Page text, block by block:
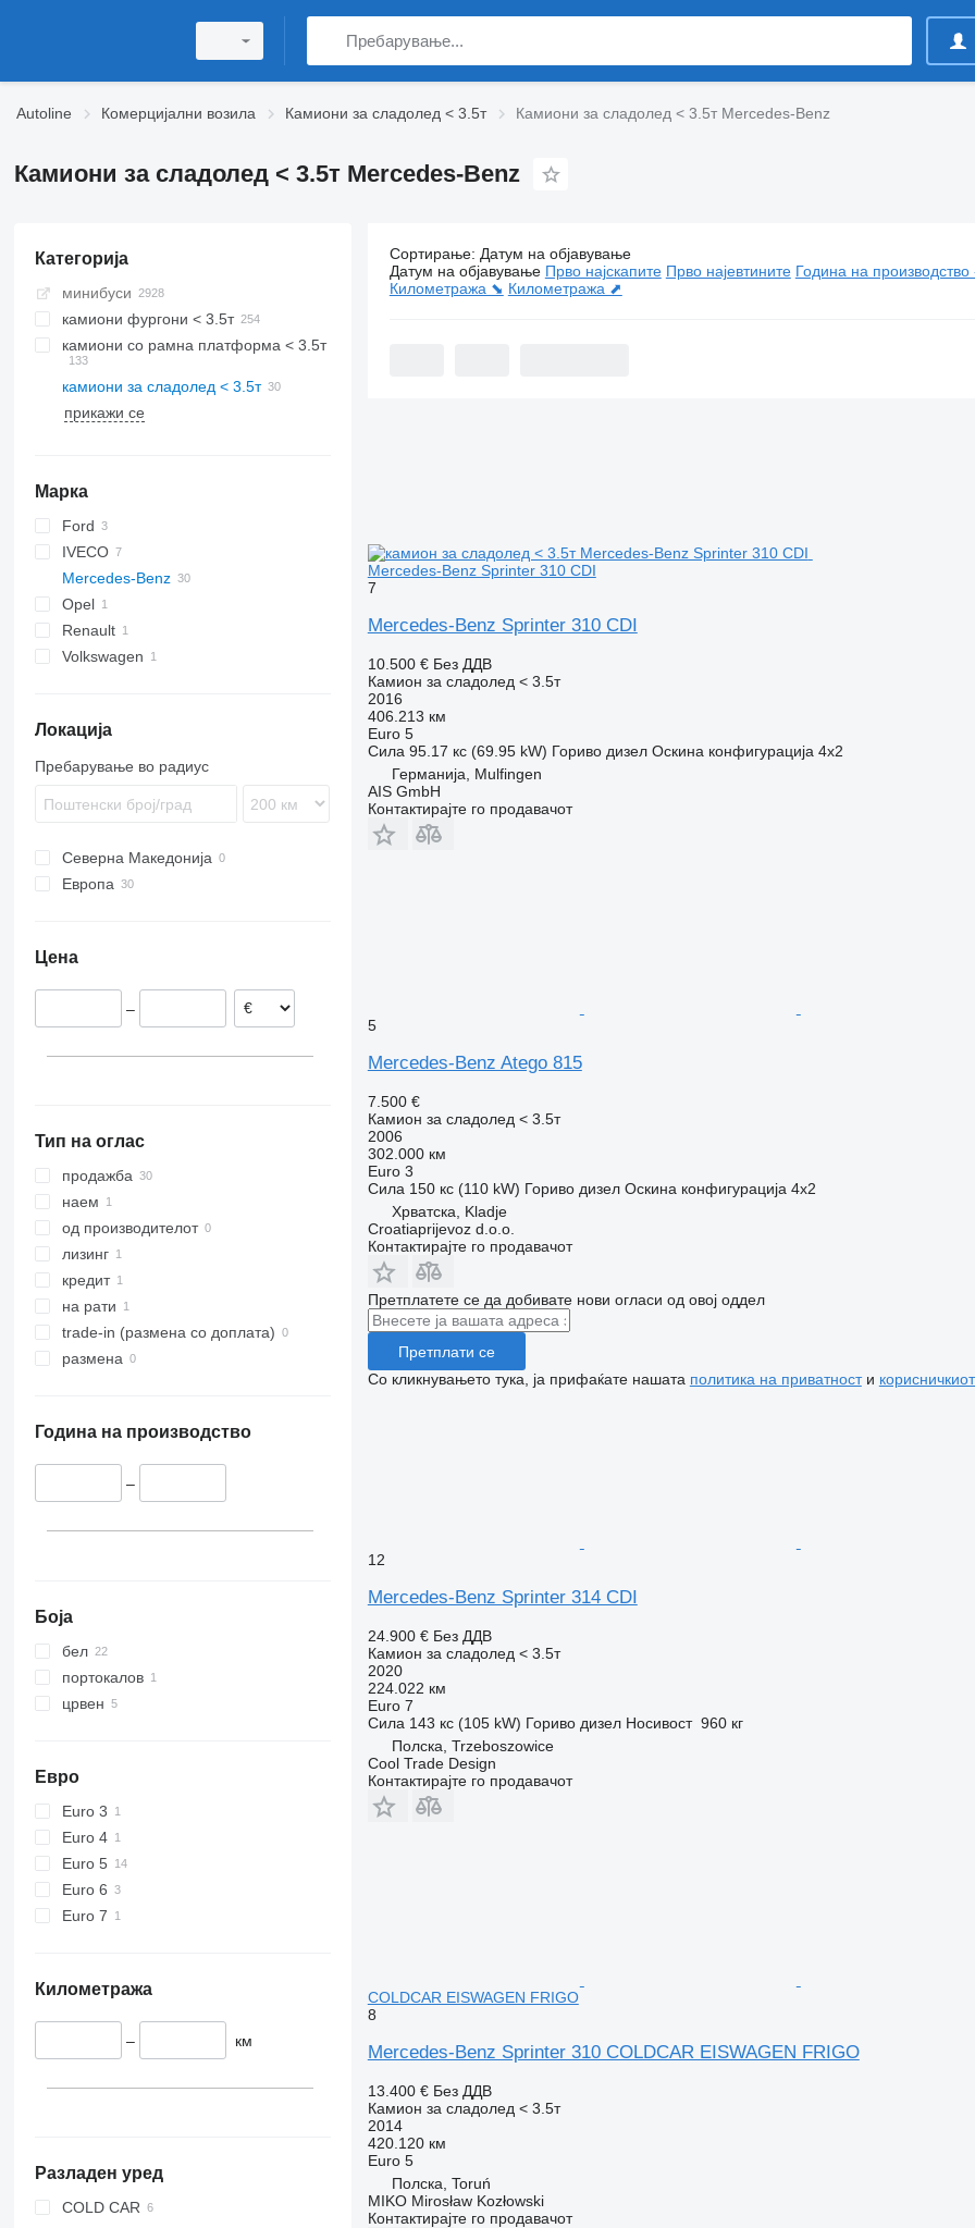
Autoline Комерцијални возила Камиони за сладолед < 3.5т Камиони за сладолед < 3.5т Mercedes-Benz
Камиони за сладолед < 3.5т Mercedes-Benz
Категорија
минибуси
камиони фургони < 3.5т
камиони со рамна платформа < 3.5т
камиони за сладолед < 3.5т
прикажи се
Марка
Ford
E-series
Transit
IVECO
Daily
Mercedes-Benz
Atego
Atego 815
Sprinter
Sprinter 310
Sprinter 314
Opel
Movano
Renault
Master
Volkswagen
Локација
Пребарување во радиус
Северна Македонија
Европа
Хрватска
Шпанија
Цена
–
Тип на оглас
продажба
наем
од производителот
лизинг
кредит
на рати
trade-in (размена со доплата)
размена
Година на производство
–
Боја
бел
портокалов
црвен
Евро
Euro 3
Euro 4
Euro 5
Euro 6
Euro 7
Километража
– км
Разладен уред
COLD CAR
30 огласа:Камиони за сладолед < 3.5т Mercedes-Benz
Сортирање: Датум на објавување
Датум на објавување Прво најскапите Прво најевтините Година на
Километража ⬊ Километража ⬈
Mercedes-Benz Sprinter 310 CDI
7
Mercedes-Benz Sprinter 310 CDI
10.500 € Без ДДВ
Камион за сладолед < 3.5т
2016
406.213 км
Euro 5
Сила 95.17 кс (69.95 kW) Гориво дизел Оскина конфигурација 4x2
Германија, Mulfingen
AIS GmbH
Контактирајте го продавачот
5
Mercedes-Benz Atego 815
7.500 €
Камион за сладолед < 3.5т
2006
302.000 км
Euro 3
Сила 150 кс (110 kW) Гориво дизел Оскина конфигурација 4x2
Хрватска, Kladje
Croatiaprijevoz d.o.o.
Контактирајте го продавачот
Претплатете се да добивате нови огласи од овој оддел
Претплати се
Со кликнувањето тука, ја прифаќате нашата политика на приватности
12
Mercedes-Benz Sprinter 314 CDI
24.900 € Без ДДВ
Камион за сладолед < 3.5т
2020
224.022 км
Euro 7
Сила 143 кс (105 kW) Гориво дизел Носивост 960 кг
Полска, Trzeboszowice
Cool Trade Design
Контактирајте го продавачот
COLDCAR EISWAGEN FRIGO
8
Mercedes-Benz Sprinter 310 COLDCAR EISWAGEN FRIGO
13.400 € Без ДДВ
Камион за сладолед < 3.5т
2014
420.120 км
Euro 5
Полска, Toruń
MIKO Mirosław Kozłowski
Контактирајте го продавачот